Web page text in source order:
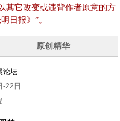
其它改变或违背作者原意的方
日报》”。